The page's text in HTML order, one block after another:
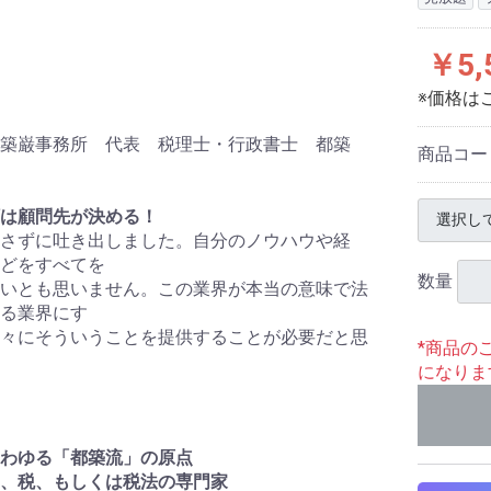
築巌事務所 代表 税理士・行政書士 都築
顧問先が決める！
ずに吐き出しました。自分のノウハウや経
をすべてを
とも思いません。この業界が本当の意味で法
業界にす
にそういうことを提供することが必要だと思
ゆる「都築流」の原点
税、もしくは税法の専門家
￥
※価格は
商品コ
数量
*商品の
になり